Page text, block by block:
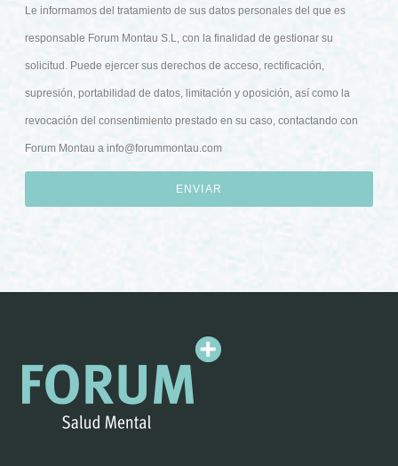
Le informamos del tratamiento de sus datos personales del que es
responsable Forum Montau S.L, con la finalidad de gestionar su
solicitud. Puede ejercer sus derechos de acceso, rectificación,
supresión, portabilidad de datos, limitación y oposición, así como la
revocación del consentimiento prestado en su caso, contactando con
Forum Montau ainfo@forummontau.com
ENVIAR